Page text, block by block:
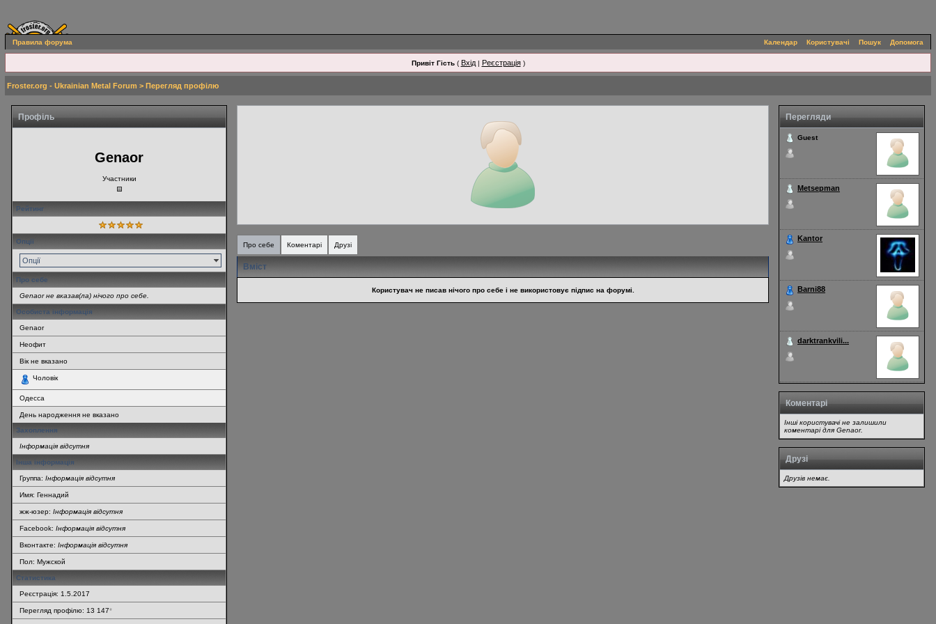
Правила форума Календар Користувачі Пошук Допомога
Привіт Гість( Вхід| Реєстрація)
Froster.org - Ukrainian Metal Forum > Перегляд профілю
Профіль
Genaor
Участники
Рейтинг
Опції
Опції
Про себе
Genaor не вказав(ла) нічого про себе.
Особиста інформація
Genaor
Неофит
Вік не вказано
Чоловік
Одесса
День народження не вказано
Захоплення
Інформація відсутня
Інша інформація
Группа: Інформація відсутня
Имя: Геннадий
жж-юзер: Інформація відсутня
Facebook: Інформація відсутня
Вконтакте: Інформація відсутня
Пол: Мужской
Статистика
Реєстрація: 1.5.2017
Перегляд профілю: 13 147*
Про себе Коментарі Друзі
Вміст
Користувач не писав нічого про себе і не використовує підпис на форумі.
Перегляди
Guest
Metsepman
Kantor
Barni88
darktrankvili...
Коментарі
Інші користувачі не залишили
коментарі для Genaor.
Друзі
Друзів немає.